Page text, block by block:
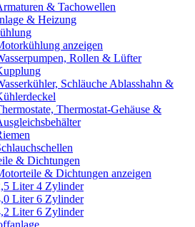
& Tachowellen
& Heizung
anzeigen
Rollen & Lüfter
Schläuche Ablasshahn &
Thermostat-Gehäuse &
& Dichtungen
& Dichtungen anzeigen
Liter 4 Zylinder
Liter 6 Zylinder
Liter 6 Zylinder